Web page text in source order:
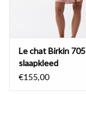
Le chat Birkin 705
slaapkleed
€155,00